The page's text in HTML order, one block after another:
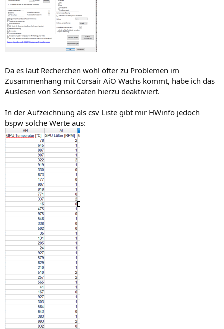
Da es laut Recherchen wohl öfter zu Problemen im
Zusammenhang mit Corsair AiO Wachs kommt, habe ich das
Auslesen von Sensordaten hierzu deaktiviert.
In der Aufzeichnung als csv Liste gibt mir HWinfo jedoch
bspw solche Werte aus: